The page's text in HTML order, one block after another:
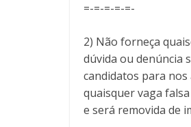
=-=-=-=-=-
2) Não forneça
dúvida ou denúncia
candidatos para
quaisquer vaga
e será removida de